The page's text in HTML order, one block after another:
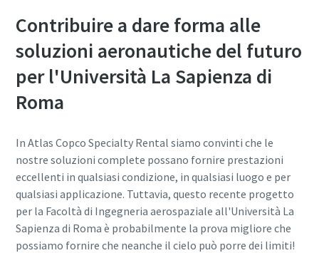
Contribuire a dare forma alle
soluzioni aeronautiche del futuro
per l'Università La Sapienza di
Roma
In Atlas Copco Specialty Rental siamo convinti che le
nostre soluzioni complete possano fornire prestazioni
eccellenti in qualsiasi condizione, in qualsiasi luogo e per
qualsiasi applicazione. Tuttavia, questo recente progetto
per la Facoltà di Ingegneria aerospaziale all'Università La
Sapienza di Roma è probabilmente la prova migliore che
possiamo fornire che neanche il cielo può porre dei limiti!